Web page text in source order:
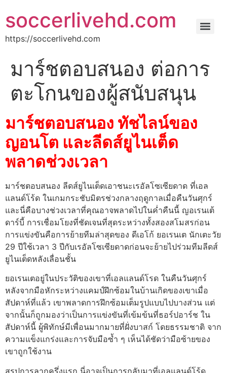
soccerlivehd.com
https://soccerlivehd.com
มาร์ชตอบสนอง ต่อการ
ตะโกนของผู้สนับสนุน
มาร์ชตอบสนอง ทัชไลน์ของ
ญอนโต และลีดส์ยูไนเต็ด
พลาดช่วงเวลา
มาร์ชตอบสนอง ลีดส์ยูไนเต็ดเอาชนะเรอัลโซเซียดาด ที่เอล
แลนด์โร้ด ในเกมกระชับมิตรช่วงกลางฤดูกาลเมื่อคืนวันศุกร์
และนี่คือบางช่วงเวลาที่คุณอาจพลาดไปในค่ำคืนนี้ ญอเรนเต้
ดาร์บี้ การเชื่อมโยงที่ชัดเจนที่สุดระหว่างทั้งสองสโมสรก่อน
การแข่งขันคือการย้ายทีมล่าสุดของ ดีเอโก้ ยอเรนเต นักเตะวัย
29 ปีใช้เวลา 3 ปีกับเรอัลโซเซียดาดก่อนจะย้ายไปร่วมทีมลีดส์
ยูไนเต็ดหลังเลื่อนชั้น
ยอเรนเตอยู่ในประวัติของเขาที่เอลแลนด์โรด ในคืนวันศุกร์
หลังจากมือหักระหว่างแคมป์ฝึกซ้อมในบ้านเกิดของเขาเมื่อ
สัปดาห์ที่แล้ว เขาพลาดการฝึกซ้อมเต็มรูปแบบไปบางส่วน แต่
จากนั้นก็ถูกมองว่าเป็นการแข่งขันที่เข้มข้นที่ธอร์ปอาร์ช ใน
สัปดาห์นี้ ผู้พิทักษ์มีเพื่อนมากมายที่ฝั่งบาสก์ โดยธรรมชาติ จาก
ความแข็งแกร่งและการจับมือซ้ำ ๆ เห็นได้ชัดว่ามือซ้ายของ
เขาถูกใช้งาน
สรุปการลากครึ่งแรก นี่อาจเป็นการกลับมาที่เอลแลนด์โร้ด